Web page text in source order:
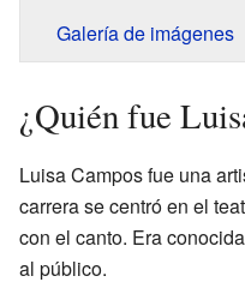
Galería de imágenes
¿Quién fue
Luisa Campos fue una
carrera se centró en el
con el canto. Era
al público.